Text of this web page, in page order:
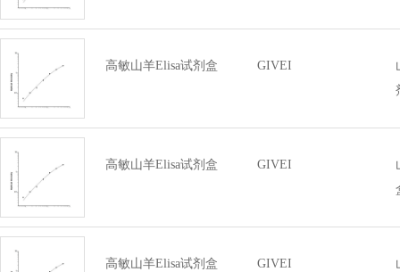
高敏山羊Elisa试剂盒 GIVEI
高敏山羊Elisa试剂盒 GIVEI
高敏山羊Elisa试剂盒 GIVEI